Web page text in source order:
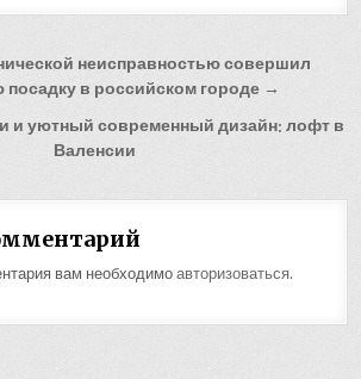
неисправностью совершил
посадку в российском городе →
и уютный современный дизайн: лофт в
Валенсии
вам необходимоавторизоваться.